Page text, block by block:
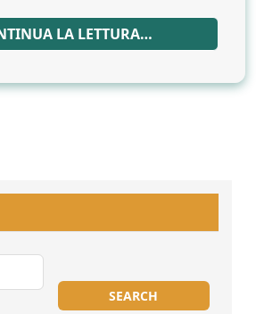
nascono
i
LA LETTURA…